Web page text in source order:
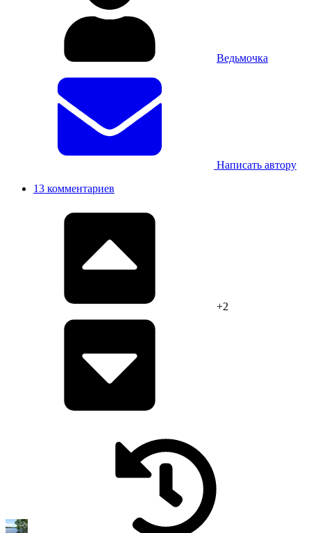
Ведьмочка
Написать автору
13 комментариев
+2